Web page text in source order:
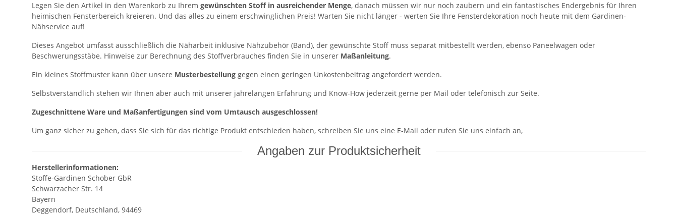
Legen Sie den Artikel in den Warenkorb zu Ihrem gewünschten Stoff in ausreichender Menge, danach müssen wir nur noch zaubern und ein fantastisches Endergebnis für Ihren
heimischen Fensterbereich kreieren. Und das alles zu einem erschwinglichen Preis! Warten Sie nicht länger - werten Sie Ihre Fensterdekoration noch heute mit dem Gardinen-
Nähservice auf!
Dieses Angebot umfasst ausschließlich die Näharbeit inklusive Nähzubehör (Band), der gewünschte Stoff muss separat mitbestellt werden, ebenso Paneelwagen oder
Beschwerungsstäbe. Hinweise zur Berechnung des Stoffverbrauches finden Sie in unserer Maßanleitung.
Ein kleines Stoffmuster kann über unsere Musterbestellung gegen einen geringen Unkostenbeitrag angefordert werden.
Selbstverständlich stehen wir Ihnen aber auch mit unserer jahrelangen Erfahrung und Know-How jederzeit gerne per Mail oder telefonisch zur Seite.
Zugeschnittene Ware und Maßanfertigungen sind vom Umtausch ausgeschlossen!
Um ganz sicher zu gehen, dass Sie sich für das richtige Produkt entschieden haben, schreiben Sie uns eine E-Mail oder rufen Sie uns einfach an,
Angaben zur Produktsicherheit
Herstellerinformationen:
Stoffe-Gardinen Schober GbR
Schwarzacher Str. 14
Bayern
Deggendorf, Deutschland, 94469